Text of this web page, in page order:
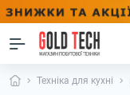
Техніка для кухні